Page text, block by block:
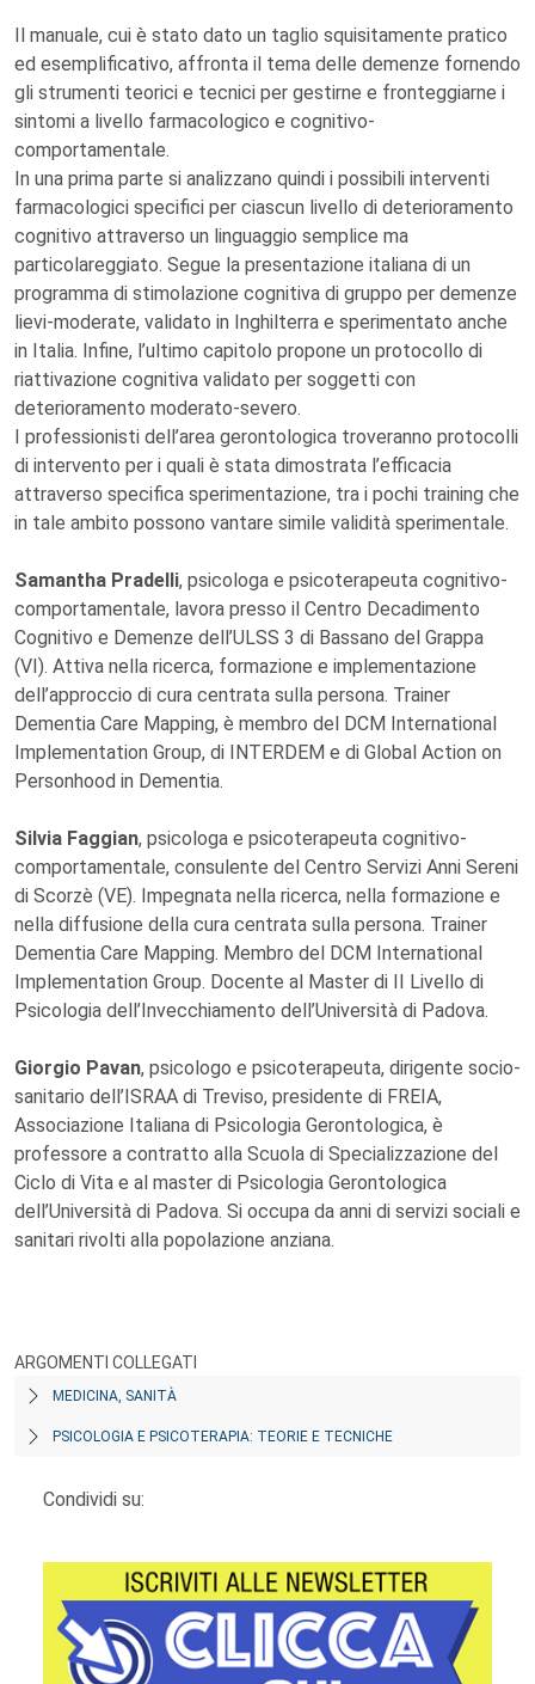
Il manuale, cui è stato dato un taglio squisitamente pratico
ed esemplificativo, affronta il tema delle demenze fornendo
gli strumenti teorici e tecnici per gestirne e fronteggiarne i
sintomi a livello farmacologico e cognitivo-
comportamentale.
In una prima parte si analizzano quindi i possibili interventi
farmacologici specifici per ciascun livello di deterioramento
cognitivo attraverso un linguaggio semplice ma
particolareggiato. Segue la presentazione italiana di un
programma di stimolazione cognitiva di gruppo per demenze
lievi-moderate, validato in Inghilterra e sperimentato anche
in Italia. Infine, l’ultimo capitolo propone un protocollo di
riattivazione cognitiva validato per soggetti con
deterioramento moderato-severo.
I professionisti dell’area gerontologica troveranno protocolli
di intervento per i quali è stata dimostrata l’efficacia
attraverso specifica sperimentazione, tra i pochi training che
in tale ambito possono vantare simile validità sperimentale.
Samantha Pradelli, psicologa e psicoterapeuta cognitivo-
comportamentale, lavora presso il Centro Decadimento
Cognitivo e Demenze dell’ULSS 3 di Bassano del Grappa
(VI). Attiva nella ricerca, formazione e implementazione
dell’approccio di cura centrata sulla persona. Trainer
Dementia Care Mapping, è membro del DCM International
Implementation Group, di INTERDEM e di Global Action on
Personhood in Dementia.
Silvia Faggian, psicologa e psicoterapeuta cognitivo-
comportamentale, consulente del Centro Servizi Anni Sereni
di Scorzè (VE). Impegnata nella ricerca, nella formazione e
nella diffusione della cura centrata sulla persona. Trainer
Dementia Care Mapping. Membro del DCM International
Implementation Group. Docente al Master di II Livello di
Psicologia dell’Invecchiamento dell’Università di Padova.
Giorgio Pavan, psicologo e psicoterapeuta, dirigente socio-
sanitario dell’ISRAA di Treviso, presidente di FREIA,
Associazione Italiana di Psicologia Gerontologica, è
professore a contratto alla Scuola di Specializzazione del
Ciclo di Vita e al master di Psicologia Gerontologica
dell’Università di Padova. Si occupa da anni di servizi sociali e
sanitari rivolti alla popolazione anziana.
ARGOMENTI COLLEGATI
MEDICINA, SANITÀ
PSICOLOGIA E PSICOTERAPIA: TEORIE E TECNICHE
Condividi su: